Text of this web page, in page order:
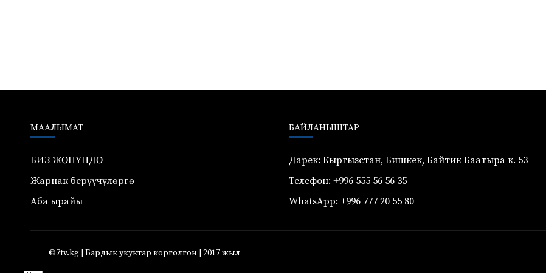
МААЛЫМАТ
БИЗ ЖӨНҮНДӨ
Жарнак берүүчүлөргө
Аба ырайы
БАЙЛАНЫШТАР
Дарек: Кыргызстан, Бишкек, Байтик Баатыра к. 53
Телефон: +996 555 56 56 35
WhatsApp: +996 777 20 55 80
©7tv.kg | Бардык укуктар корголгон | 2017 жыл